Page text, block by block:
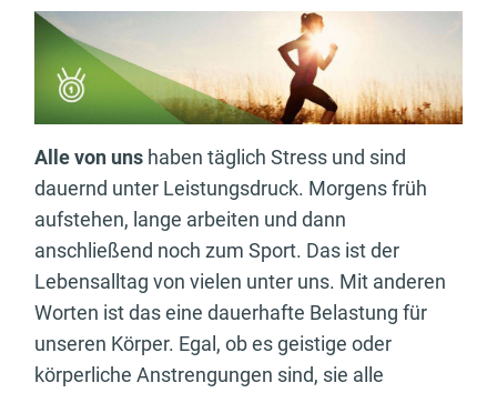
Alle von uns haben täglich Stress und sind
dauernd unter Leistungsdruck. Morgens früh
aufstehen, lange arbeiten und dann
anschließend noch zum Sport. Das ist der
Lebensalltag von vielen unter uns. Mit anderen
Worten ist das eine dauerhafte Belastung für
unseren Körper. Egal, ob es geistige oder
körperliche Anstrengungen sind, sie alle